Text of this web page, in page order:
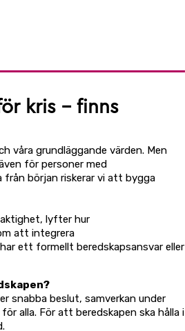
kris – finns
våra grundläggande värden. Men
för personer med
från början riskerar vi att bygga
lyfter hur
att integrera
ett formellt beredskapsansvar eller
snabba beslut, samverkan under
alla. För att beredskapen ska hålla i